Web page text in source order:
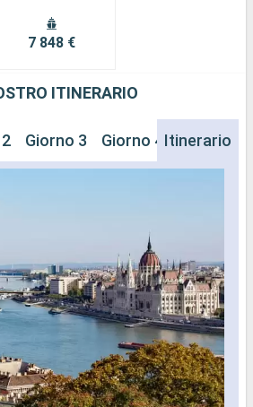
7 848 €
ITINERARIO
Giorno 3 Giorno 4 Giorno 5
Itinerario